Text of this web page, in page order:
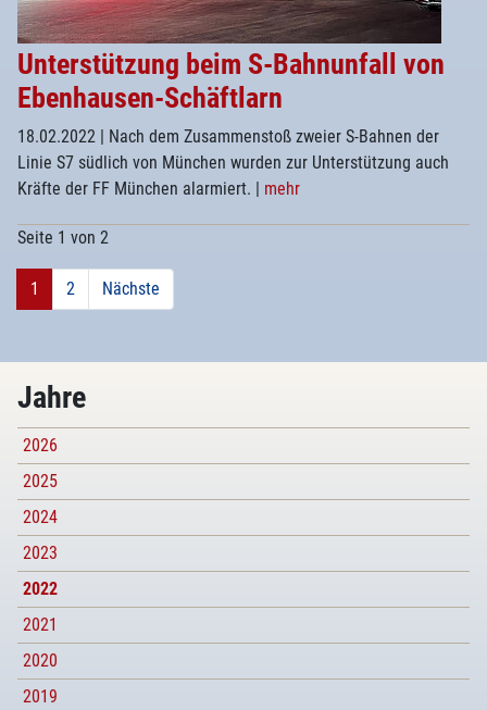
Unterstützung beim S-Bahnunfall von
Ebenhausen-Schäftlarn
18.02.2022 | Nach dem Zusammenstoß zweier S-Bahnen der
Linie S7 südlich von München wurden zur Unterstützung auch
Kräfte der FF München alarmiert. | mehr
Seite 1 von 2
1 2 Nächste
Jahre
2026
2025
2024
2023
2022
2021
2020
2019